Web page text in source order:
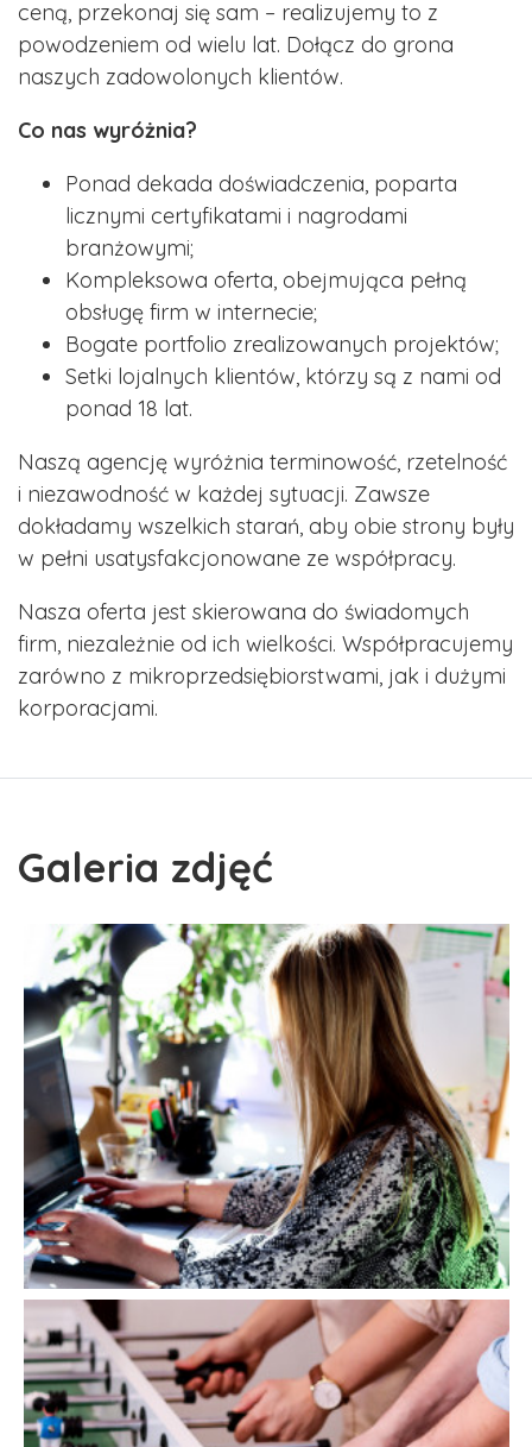
ceną, przekonaj się sam – realizujemy to z
powodzeniem od wielu lat. Dołącz do grona
naszych zadowolonych klientów.
Co nas wyróżnia?
Ponad dekada doświadczenia, poparta
licznymi certyfikatami i nagrodami
branżowymi;
Kompleksowa oferta, obejmująca pełną
obsługę firm w internecie;
Bogate portfolio zrealizowanych projektów;
Setki lojalnych klientów, którzy są z nami od
ponad 18 lat.
Naszą agencję wyróżnia terminowość, rzetelność
i niezawodność w każdej sytuacji. Zawsze
dokładamy wszelkich starań, aby obie strony były
w pełni usatysfakcjonowane ze współpracy.
Nasza oferta jest skierowana do świadomych
firm, niezależnie od ich wielkości. Współpracujemy
zarówno z mikroprzedsiębiorstwami, jak i dużymi
korporacjami.
Galeria zdjęć